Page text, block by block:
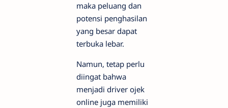
maka peluang dan
potensi penghasilan
yang besar dapat
terbuka lebar.
Namun, tetap perlu
diingat bahwa
menjadi driver ojek
online juga memiliki